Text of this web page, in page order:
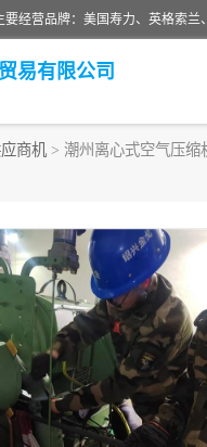
易有限公司
商机 > 潮州离心式空气压缩
英格索兰配
闽台富源特
零部件 英格索兰
离心机 库伯卡麦